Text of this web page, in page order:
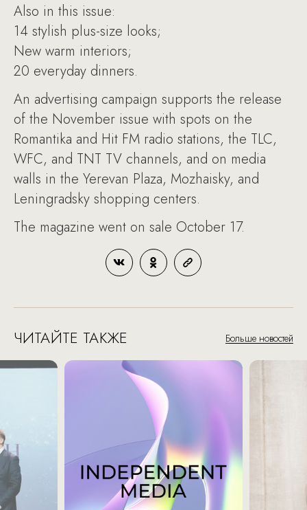
Also in this issue:
14 stylish plus-size looks;
New warm interiors;
20 everyday dinners.
An advertising campaign supports the release
of the November issue with spots on the
Romantika and Hit FM radio stations, the TLC,
WFC, and TNT TV channels, and on media
walls in the Yerevan Plaza, Mozhaisky, and
Leningradsky shopping centers.
The magazine went on sale October 17.
ЧИТАЙТЕ ТАКЖЕ Больше новостей